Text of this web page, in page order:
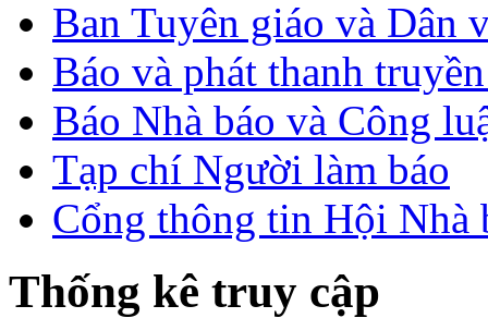
Ban Tuyên giáo và Dân
Báo và phát thanh
Báo Nhà báo và Công
Tạp chí Người làm báo
Cổng thông tin Hội Nhà
Thống kê truy cập